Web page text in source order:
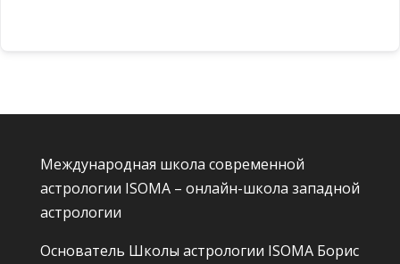
Международная школа современной
астрологии ISOMA – онлайн-школа западной
астрологии
Основатель Школы астрологии ISOMA Борис